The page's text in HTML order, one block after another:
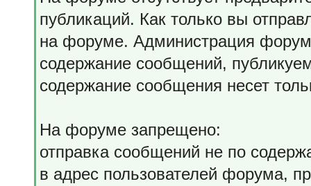
публикаций. Как только вы
на форуме. Администрация
содержание сообщений,
содержание сообщения несет
На форуме запрещено:
отправка сообщений не по
в адрес пользователей форума,